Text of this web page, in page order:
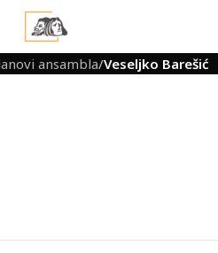
ansambla/Veseljko Barešić